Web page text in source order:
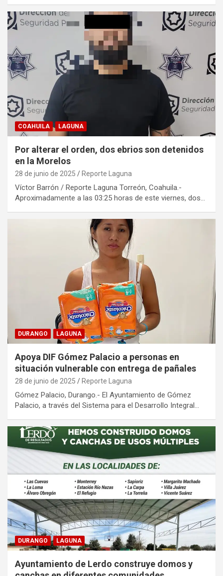
COAHUILA LAGUNA
Por alterar el orden, dos ebrios son detenidos
en la Morelos
28 de junio de 2025 Reporte Laguna
Víctor Barrón / Reporte Laguna Torreón, Coahuila.-
Aproximadamente a las 03:25 horas de este viernes, dos…
DURANGO LAGUNA
Apoya DIF Gómez Palacio a personas en
situación vulnerable con entrega de pañales
28 de junio de 2025 Reporte Laguna
Gómez Palacio, Durango.- El Ayuntamiento de Gómez
Palacio, a través del Sistema para el Desarrollo Integral…
DURANGO LAGUNA
Ayuntamiento de Lerdo construye domos y